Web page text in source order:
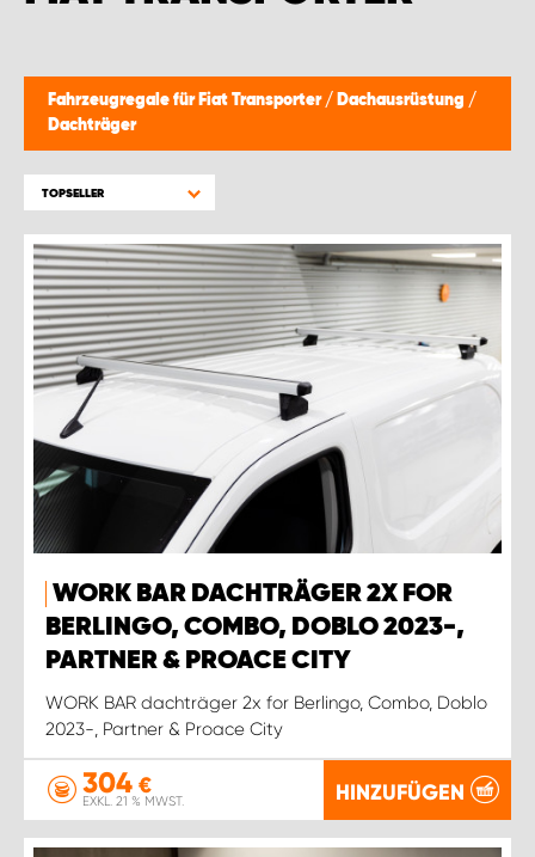
Fahrzeugregale für Fiat Transporter / Dachausrüstung /
Dachträger
TOPSELLER
WORK BAR DACHTRÄGER 2X FOR
BERLINGO, COMBO, DOBLO 2023-,
PARTNER & PROACE CITY
WORK BAR dachträger 2x for Berlingo, Combo, Doblo
2023-, Partner & Proace City
304 €
EXKL. 21 % MWST. HINZUFÜGEN
WORK SYSTEM LIMBURG-KEMPEN
WORK SYSTEM WORK SYSTEM BRÜGGE